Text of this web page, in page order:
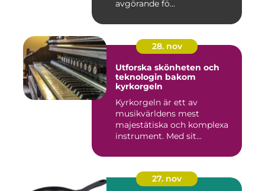
avgörande fö...
28. nov
Utforska skönheten och
teknologin bakom
kyrkorgeln
Kyrkorgeln är ett av
musikvärldens mest
majestätiska och komplexa
instrument. Med sit...
27. nov